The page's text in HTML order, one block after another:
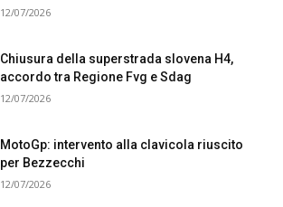
12/07/2026
Chiusura della superstrada slovena H4,
accordo tra Regione Fvg e Sdag
12/07/2026
MotoGp: intervento alla clavicola riuscito
per Bezzecchi
12/07/2026